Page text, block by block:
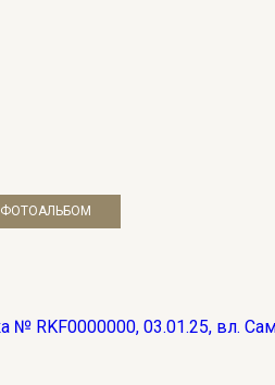
ФОТОАЛЬБОМ